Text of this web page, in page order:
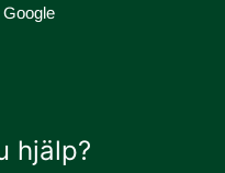
Google
hjälp?